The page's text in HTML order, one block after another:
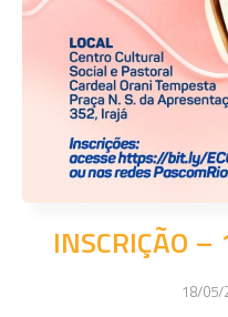
INSCRIÇÃO
18/05/